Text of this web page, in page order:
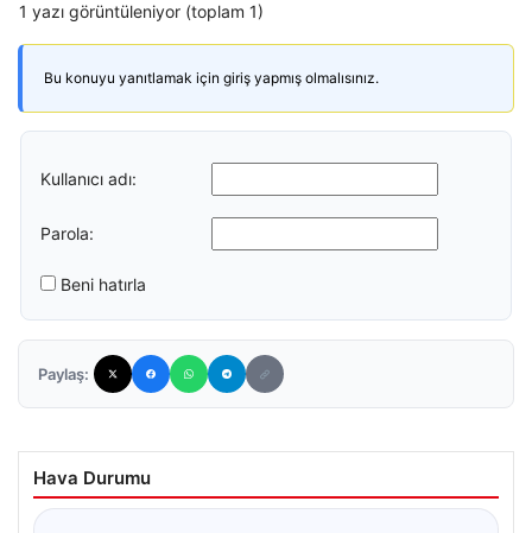
1 yazı görüntüleniyor (toplam 1)
Bu konuyu yanıtlamak için giriş yapmış olmalısınız.
Kullanıcı adı:
Parola:
Beni hatırla
Paylaş:
Hava Durumu